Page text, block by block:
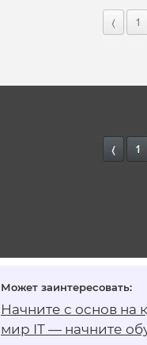
Начните с основ на
мир IT — начните